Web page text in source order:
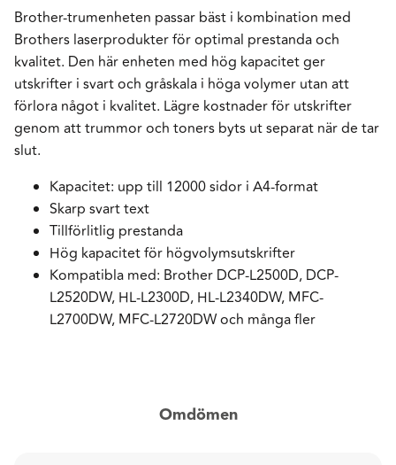
Brother-trumenheten passar bäst i kombination med
Brothers laserprodukter för optimal prestanda och
kvalitet. Den här enheten med hög kapacitet ger
utskrifter i svart och gråskala i höga volymer utan att
förlora något i kvalitet. Lägre kostnader för utskrifter
genom att trummor och toners byts ut separat när de tar
slut.
Kapacitet: upp till 12000 sidor i A4-format
Skarp svart text
Tillförlitlig prestanda
Hög kapacitet för högvolymsutskrifter
Kompatibla med: Brother DCP-L2500D, DCP-
L2520DW, HL-L2300D, HL-L2340DW, MFC-
L2700DW, MFC-L2720DW och många fler
Omdömen